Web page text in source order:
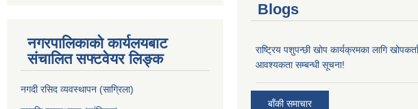
नगरपालिकाको कार्यलयबाट
संचालित सफ्टवेयर लिङ्क
नगदी रसिद व्यवस्थापन (साग्रिला)
Blogs
राष्ट्रिय पशुपन्छी खोप कार्यक्रमका लागि खोपकर्ता
आवश्यकता सम्बन्धी सूचना!
बाँकी समाचार